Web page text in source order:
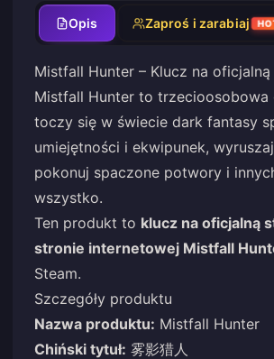
Opis Zaproś i zarabiaj
Mistfall Hunter – Klucz na
Mistfall Hunter to trzecioosobowa
toczy się w świecie dark fantasy
umiejętności i ekwipunek,
pokonuj spaczone potwory i
wszystko.
Ten produkt to klucz na oficjalną
stronie internetowej Mistfall
Steam.
Szczegóły produktu
Nazwa produktu: Mistfall Hunter
Chiński tytuł: 雾影猎人